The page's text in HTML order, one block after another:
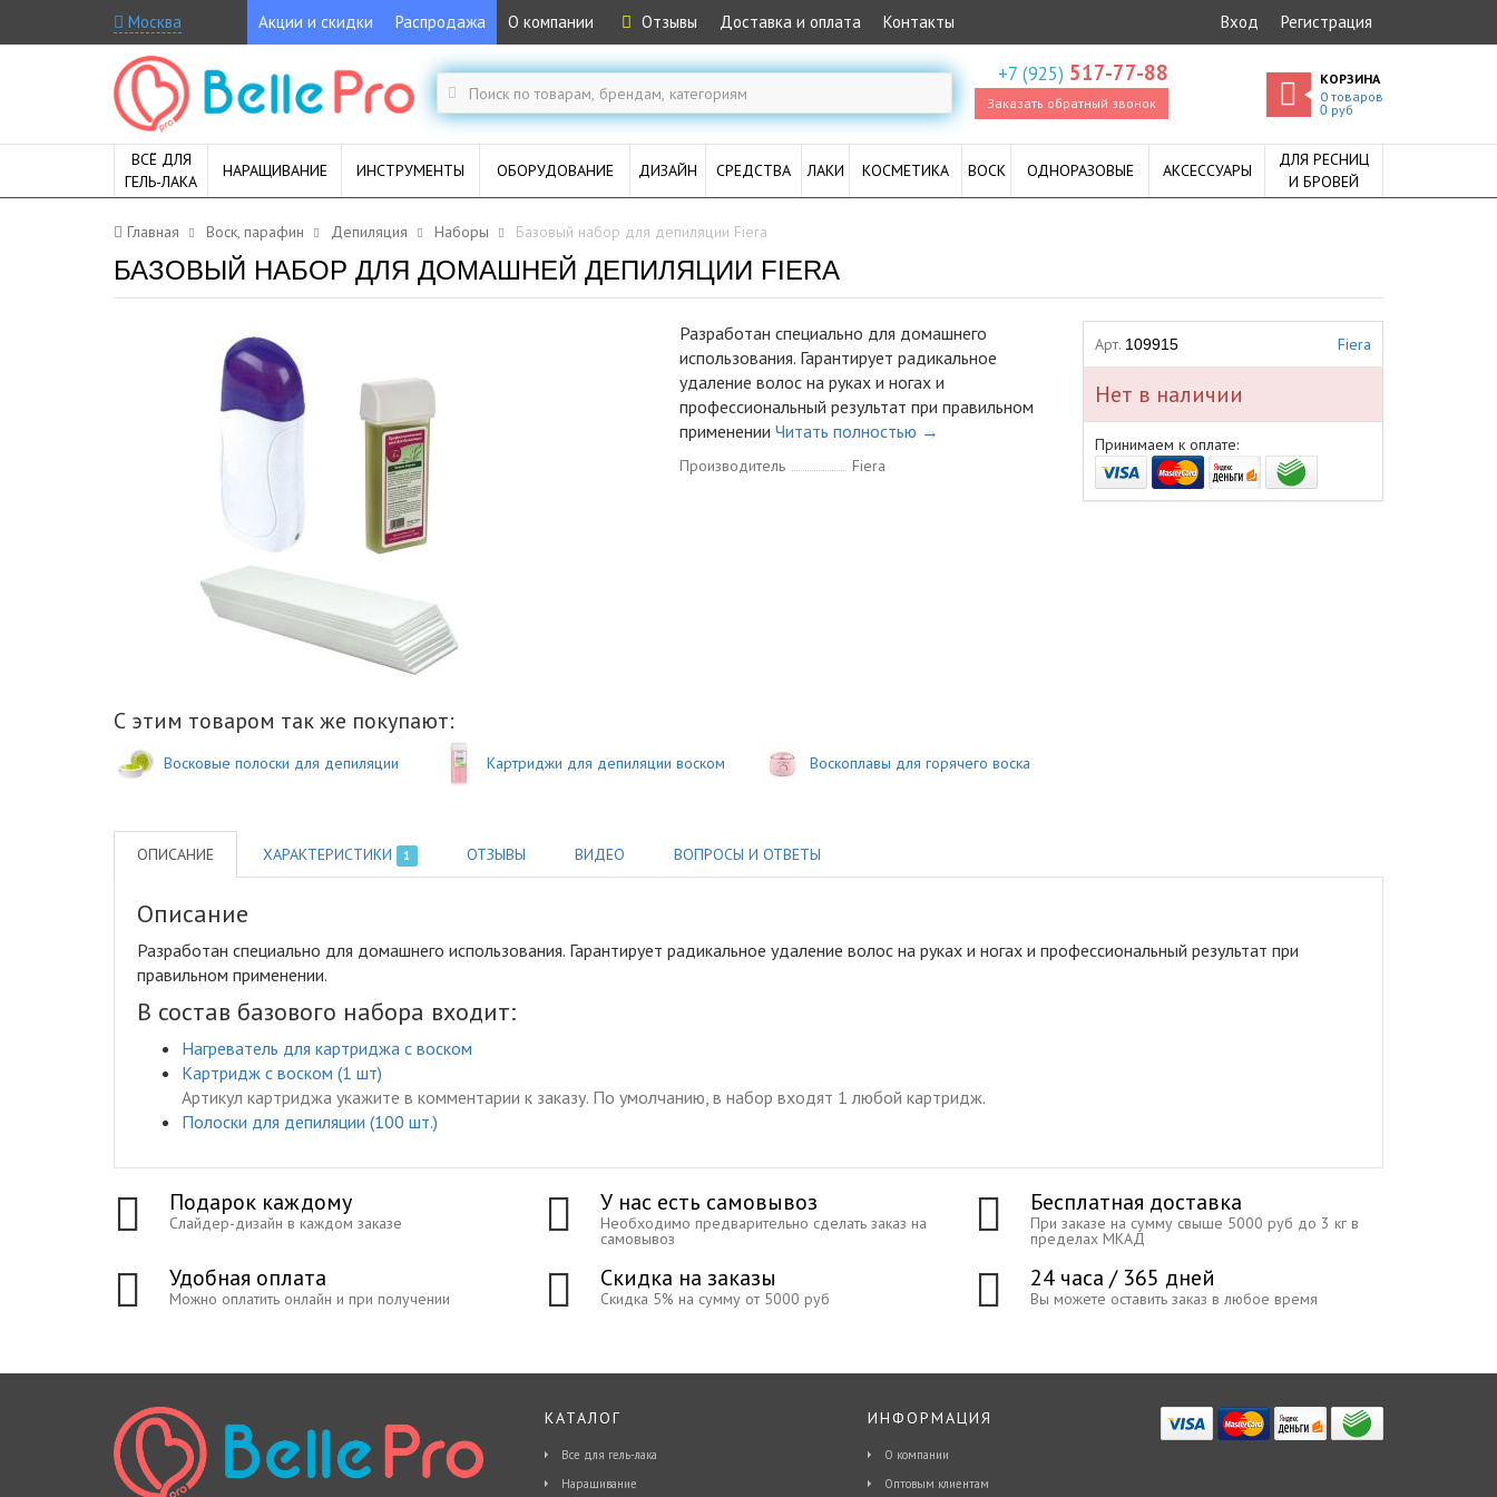
Москва Акции и скидки Распродажа О компании Отзывы Доставка и оплата Контакты Вход Регистрация
+7 (925) 517-77-88
Заказать обратный звонок
КОРЗИНА
0 товаров
0руб
ВСЁ ДЛЯ
ГЕЛЬ-ЛАКА
НАРАЩИВАНИЕ ИНСТРУМЕНТЫ ОБОРУДОВАНИЕ ДИЗАЙН СРЕДСТВА ЛАКИ КОСМЕТИКА ВОСК ОДНОРАЗОВЫЕ АКСЕССУАРЫ
ДЛЯ РЕСНИЦ
И БРОВЕЙ
Главная Воск, парафин Депиляция Наборы Базовый набор для депиляции Fiera
БАЗОВЫЙ НАБОР ДЛЯ ДОМАШНЕЙ ДЕПИЛЯЦИИ FIERA
Разработан специально для домашнего
использования. Гарантирует радикальное
удаление волос на руках и ногах и
профессиональный результат при правильном
применении Читать полностью →
Производитель Fiera
С этим товаром так же покупают:
Восковые полоски для депиляции Картриджи для депиляции воском Воскоплавы для горячего воска
Арт. 109915 Fiera
Нет в наличии
Принимаем к оплате:
ОПИСАНИЕ ХАРАКТЕРИСТИКИ 1 ОТЗЫВЫ ВИДЕО ВОПРОСЫ И ОТВЕТЫ
Описание
Разработан специально для домашнего использования. Гарантирует радикальное удаление волос на руках и ногах и профессиональный результат при
правильном применении.
В состав базового набора входит:
Нагреватель для картриджа с воском
Картридж с воском (1 шт)
Артикул картриджа укажите в комментарии к заказу. По умолчанию, в набор входят 1 любой картридж.
Полоски для депиляции (100 шт.)
Подарок каждому
Слайдер-дизайн в каждом заказе
У нас есть самовывоз
Необходимо предварительно сделать заказ на
самовывоз
Бесплатная доставка
При заказе на сумму свыше 5000 руб до 3 кг в
пределах МКАД
Удобная оплата
Можно оплатить онлайн и при получении
Скидка на заказы
Скидка 5% на сумму от 5000 руб
24 часа / 365 дней
Вы можете оставить заказ в любое время
КАТАЛОГ
Все для гель-лака
Наращивание
ИНФОРМАЦИЯ
О компании
Оптовым клиентам